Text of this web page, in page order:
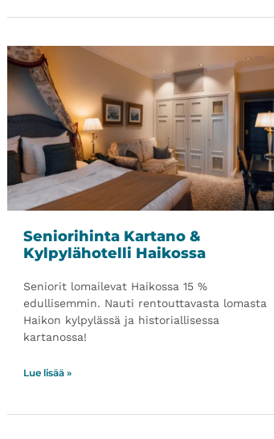
Seniorihinta Kartano &
Kylpylähotelli Haikossa
Seniorit lomailevat Haikossa 15 %
edullisemmin. Nauti rentouttavasta lomasta
Haikon kylpylässä ja historiallisessa
kartanossa!
Lue lisää »